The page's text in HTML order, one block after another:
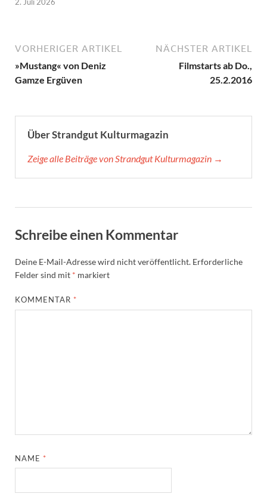
VORHERIGER ARTIKEL
»Mustang« von Deniz
Gamze Ergüven
NÄCHSTER ARTIKEL
Filmstarts ab Do.,
25.2.2016
Über Strandgut Kulturmagazin
Zeige alle Beiträge von Strandgut Kulturmagazin →
Schreibe einen Kommentar
Deine E-Mail-Adresse wird nicht veröffentlicht. Erforderliche
Felder sind mit * markiert
KOMMENTAR *
NAME *